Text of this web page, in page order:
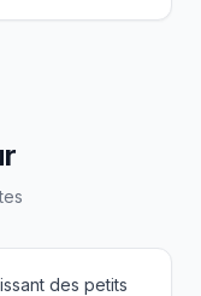
des petits